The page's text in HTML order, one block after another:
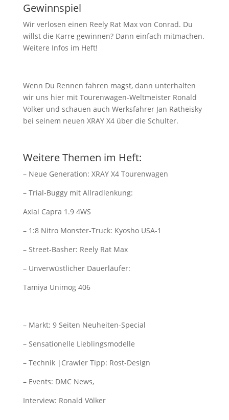
Gewinnspiel
Wir verlosen einen Reely Rat Max von Conrad. Du
willst die Karre gewinnen? Dann einfach mitmachen.
Weitere Infos im Heft!
Wenn Du Rennen fahren magst, dann unterhalten
wir uns hier mit Tourenwagen-Weltmeister Ronald
Völker und schauen auch Werksfahrer Jan Ratheisky
bei seinem neuen XRAY X4 über die Schulter.
Weitere Themen im Heft:
– Neue Generation: XRAY X4 Tourenwagen
– Trial-Buggy mit Allradlenkung:
Axial Capra 1.9 4WS
– 1:8 Nitro Monster-Truck: Kyosho USA-1
– Street-Basher: Reely Rat Max
– Unverwüstlicher Dauerläufer:
Tamiya Unimog 406
– Markt: 9 Seiten Neuheiten-Special
– Sensationelle Lieblingsmodelle
– Technik |Crawler Tipp: Rost-Design
– Events: DMC News,
Interview: Ronald Völker